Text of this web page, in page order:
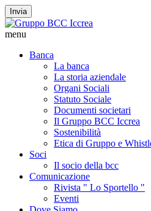
Invia
menu
Banca
La banca
La storia aziendale
Organi Sociali
Statuto Sociale
Documenti societari
Il Gruppo BCC Iccrea
Sostenibilità
Etica di Gruppo e
Soci
Il socio della bcc
Comunicazione
Rivista " Lo Sportello "
Eventi